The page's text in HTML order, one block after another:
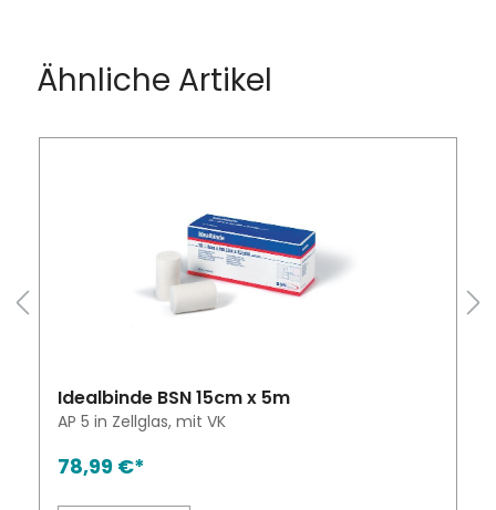
Ähnliche Artikel
Idealbinde BSN 15cm x 5m
AP 5 in Zellglas, mit VK
78,99 €*